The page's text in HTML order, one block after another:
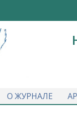
О ЖУРНАЛЕ